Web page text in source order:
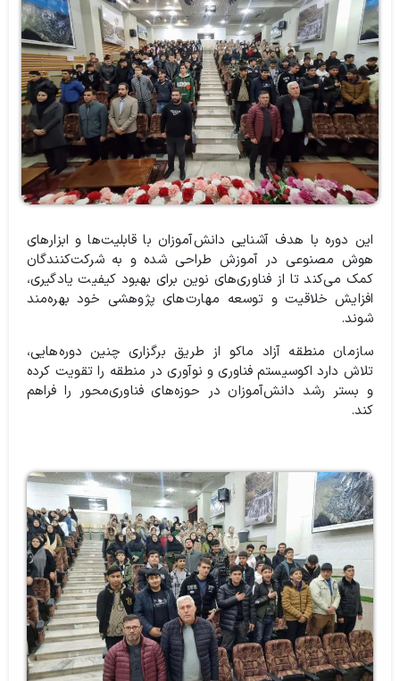
این دوره با هدف آشنایی دانش‌آموزان با قابلیت‌ها و ابزارهای
هوش مصنوعی در آموزش طراحی شده و به شرکت‌کنندگان
کمک می‌کند تا از فناوری‌های نوین برای بهبود کیفیت یادگیری،
افزایش خلاقیت و توسعه مهارت‌های پژوهشی خود بهره‌مند
شوند.
سازمان منطقه آزاد ماکو از طریق برگزاری چنین دوره‌هایی،
تلاش دارد اکوسیستم فناوری و نوآوری در منطقه را تقویت کرده
و بستر رشد دانش‌آموزان در حوزه‌های فناوری‌محور را فراهم
کند.